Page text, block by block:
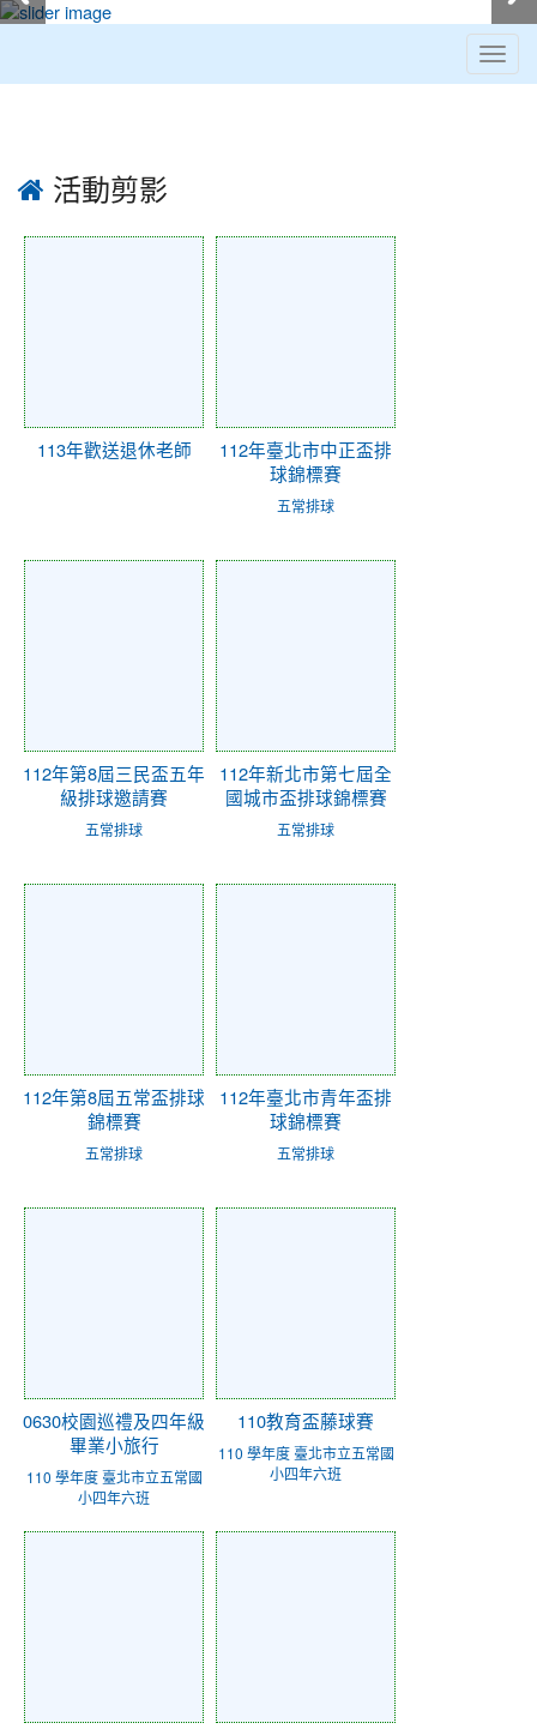
活動剪影
113年歡送退休老師
112年臺北市中正盃排
球錦標賽
五常排球
112年第8屆三民盃五年
級排球邀請賽
五常排球
112年新北市第七屆全
國城市盃排球錦標賽
五常排球
112年第8屆五常盃排球
錦標賽
五常排球
112年臺北市青年盃排
球錦標賽
五常排球
0630校園巡禮及四年級
畢業小旅行
110 學年度 臺北市立五常國
小四年六班
110教育盃藤球賽
110 學年度 臺北市立五常國
小四年六班